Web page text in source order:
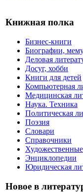
Книжная полка
Бизнес-книги
Биографии,
Деловая
Досуг, хобби
Книги для детей
Компьютерная
Медицинская
Наука. Техника
Политическая
Поэзия
Словари
Справочники
Художественные
Энциклопедии
Юридическая
Новое в